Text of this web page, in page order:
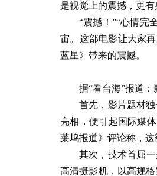
是视觉上的震撼，更有
“震撼！”“心情完
宙。这部电影让大家
蓝星》带来的震撼。
据“看台海”报道
首先，影片题材
亮相，便引起国际媒
莱坞报道》评论称，这
其次，技术首屈
高清摄影机，以高规